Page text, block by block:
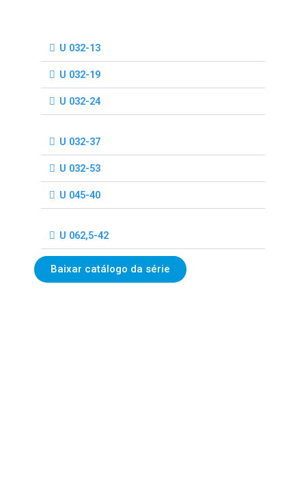
U 032-13
U 032-19
U 032-24
U 032-37
U 032-53
U 045-40
U 062,5-42
Baixar catálogo da série